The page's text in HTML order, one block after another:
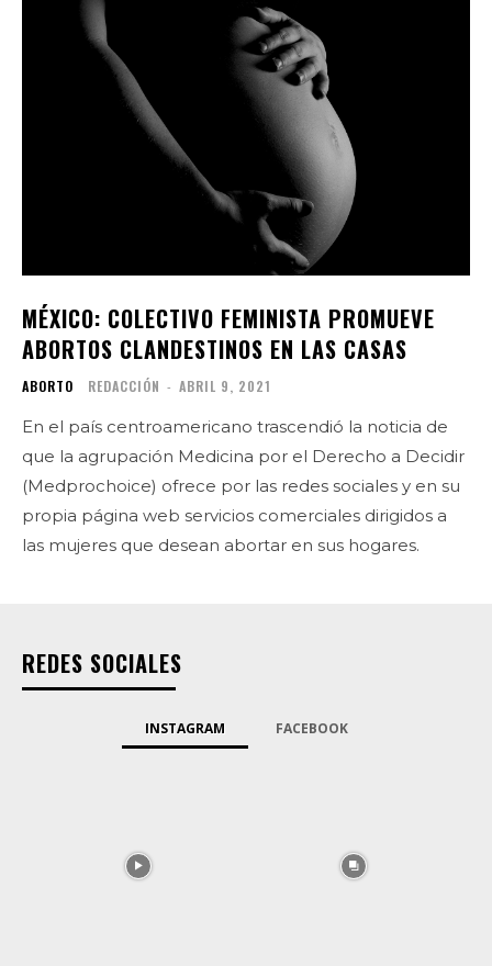
MÉXICO: COLECTIVO FEMINISTA PROMUEVE
ABORTOS CLANDESTINOS EN LAS CASAS
ABORTO REDACCIÓN - ABRIL 9, 2021
En el país centroamericano trascendió la noticia de
que la agrupación Medicina por el Derecho a Decidir
(Medprochoice) ofrece por las redes sociales y en su
propia página web servicios comerciales dirigidos a
las mujeres que desean abortar en sus hogares.
REDES SOCIALES
INSTAGRAM FACEBOOK